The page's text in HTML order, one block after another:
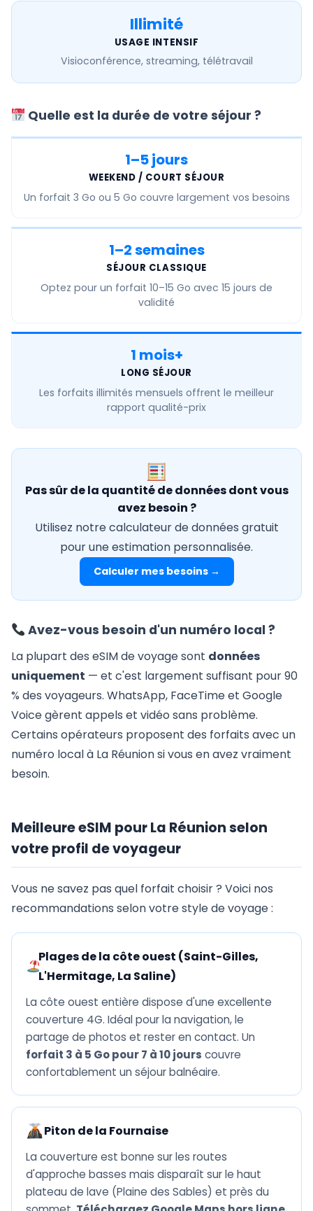
Illimité
USAGE INTENSIF
Visioconférence, streaming, télétravail
Quelle est la durée de votre séjour ?
1–5 jours
WEEKEND / COURT SÉJOUR
Un forfait 3 Go ou 5 Go couvre largement vos besoins
1–2 semaines
SÉJOUR CLASSIQUE
Optez pour un forfait 10–15 Go avec 15 jours de
validité
1 mois+
LONG SÉJOUR
Les forfaits illimités mensuels offrent le meilleur
rapport qualité-prix
Pas sûr de la quantité de données dont vous
avez besoin ?
Utilisez notre calculateur de données gratuit
pour une estimation personnalisée.
Calculer mes besoins →
Avez-vous besoin d'un numéro local ?
La plupart des eSIM de voyage sont données
uniquement — et c'est largement suffisant pour 90
% des voyageurs. WhatsApp, FaceTime et Google
Voice gèrent appels et vidéo sans problème.
Certains opérateurs proposent des forfaits avec un
numéro local à La Réunion si vous en avez vraiment
besoin.
Meilleure eSIM pour La Réunion selon
votre profil de voyageur
Vous ne savez pas quel forfait choisir ? Voici nos
recommandations selon votre style de voyage :
Plages de la côte ouest (Saint-Gilles,
L'Hermitage, La Saline)
La côte ouest entière dispose d'une excellente
couverture 4G. Idéal pour la navigation, le
partage de photos et rester en contact. Un
forfait 3 à 5 Go pour 7 à 10 jours couvre
confortablement un séjour balnéaire.
Piton de la Fournaise
La couverture est bonne sur les routes
d'approche basses mais disparaît sur le haut
plateau de lave (Plaine des Sables) et près du